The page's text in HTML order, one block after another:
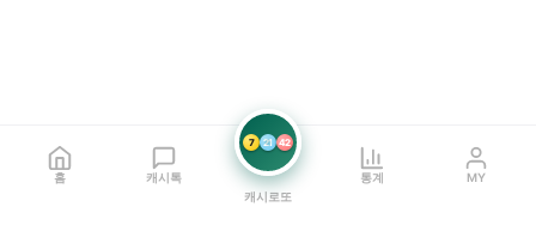
홈 캐시톡
7 21 42
캐시로또
통계 MY